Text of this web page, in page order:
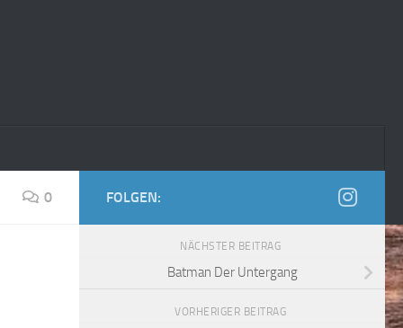
0 FOLGEN:
NÄCHSTER BEITRAG
Batman Der Untergang
VORHERIGER BEITRAG